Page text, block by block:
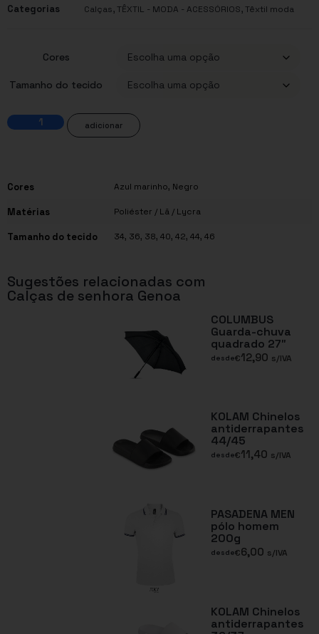
Categorias
Calças,TÊXTIL - MODA - ACESSÓRIOS,Têxtil moda
Cores
Tamanho do tecido
adicionar
Cores Azul marinho, Negro
Matérias Poliéster / Lã / Lycra
Tamanho do tecido 34, 36, 38, 40, 42, 44, 46
Sugestões relacionadas com
Calças de senhora Genoa
COLUMBUS
Guarda-chuva
quadrado 27″
desde€12,90 s/IVA
KOLAM Chinelos
antiderrapantes
44/45
desde€11,40 s/IVA
PASADENA MEN
pólo homem
200g
desde€6,00 s/IVA
KOLAM Chinelos
antiderrapantes